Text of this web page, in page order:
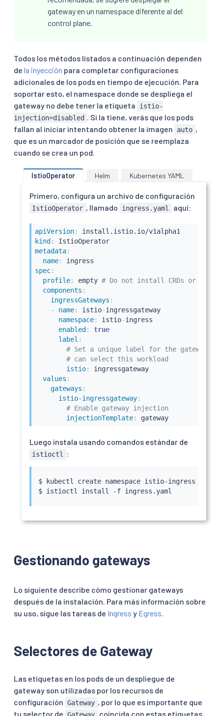
gateway en un namespace diferente al del
control plane.
Todos los métodos listados a continuación dependen
de la inyección para completar configuraciones
adicionales de los pods en tiempo de ejecución. Para
soportar esto, el namespace donde se despliega el
gateway no debe tener la etiqueta
istio-
injection=disabled
. Si la tiene, verás que los pods
fallan al iniciar intentando obtener la imagen
auto ,
que es un marcador de posición que se reemplaza
cuando se crea un pod.
IstioOperator Helm Kubernetes YAML
Primero, configura un archivo de configuración
IstioOperator , llamado ingress.yaml aquí:
apiVersion:
install.istio.io/v1alpha1
kind :
IstioOperator
metadata:
name:
spec:
profile: empty # Do not install CRDs or the
components :
ingressGateways :
-
name: istio-ingressgateway
namespace: istio-ingress
enabled :
true
label :
# Set a unique label for the gateway.
# can select this workload
istio:
ingressgateway
values :
gateways :
istio-ingressgateway:
# Enable gateway injection
injectionTemplate: gateway
Luego instala usando comandos estándar de
istioctl :
$ kubectl
create namespace istio-ingress
$ istioctl install
Gestionando gateways
Lo siguiente describe cómo gestionar gateways
después de la instalación. Para más información sobre
su uso, sigue las tareas de Ingress y Egress.
Selectores de Gateway
Las etiquetas en los pods de un despliegue de
gateway son utilizadas por los recursos de
configuración Gateway , por lo que es importante que
tu selector de
coincida con estas etiquetas.